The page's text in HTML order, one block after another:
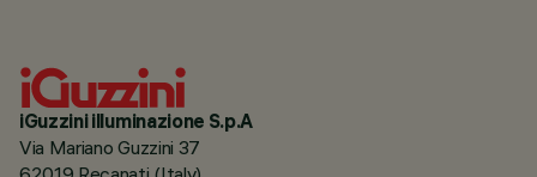
iGuzzini illuminazione S.p.A
Via Mariano Guzzini 37